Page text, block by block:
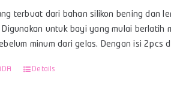
terbuat dari bahan silikon bening dan
Digunakan untuk bayi yang mulai berlatih
minum dari gelas. Dengan isi 2pcs
Details